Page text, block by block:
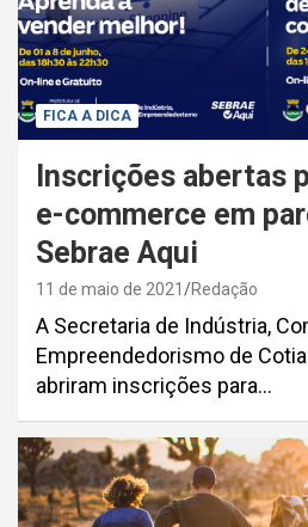
FICA A DICA
Inscrições abertas
e-commerce em
Sebrae Aqui
11 de maio de 2021 Redação
A Secretaria de Indústria,
Empreendedorismo de
abriram inscrições para…